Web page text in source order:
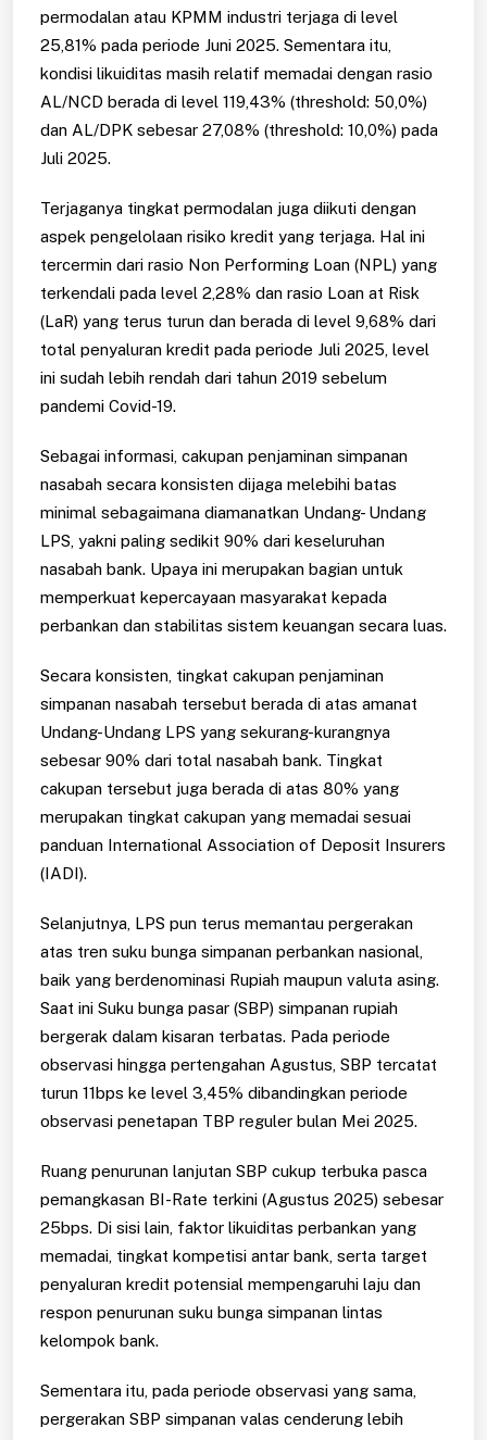
permodalan atau KPMM industri terjaga di level
25,81% pada periode Juni 2025. Sementara itu,
kondisi likuiditas masih relatif memadai dengan rasio
AL/NCD berada di level 119,43% (threshold: 50,0%)
dan AL/DPK sebesar 27,08% (threshold: 10,0%) pada
Juli 2025.
Terjaganya tingkat permodalan juga diikuti dengan
aspek pengelolaan risiko kredit yang terjaga. Hal ini
tercermin dari rasio Non Performing Loan (NPL) yang
terkendali pada level 2,28% dan rasio Loan at Risk
(LaR) yang terus turun dan berada di level 9,68% dari
total penyaluran kredit pada periode Juli 2025, level
ini sudah lebih rendah dari tahun 2019 sebelum
pandemi Covid-19.
Sebagai informasi, cakupan penjaminan simpanan
nasabah secara konsisten dijaga melebihi batas
minimal sebagaimana diamanatkan Undang- Undang
LPS, yakni paling sedikit 90% dari keseluruhan
nasabah bank. Upaya ini merupakan bagian untuk
memperkuat kepercayaan masyarakat kepada
perbankan dan stabilitas sistem keuangan secara luas.
Secara konsisten, tingkat cakupan penjaminan
simpanan nasabah tersebut berada di atas amanat
Undang-Undang LPS yang sekurang-kurangnya
sebesar 90% dari total nasabah bank. Tingkat
cakupan tersebut juga berada di atas 80% yang
merupakan tingkat cakupan yang memadai sesuai
panduan International Association of Deposit Insurers
(IADI).
Selanjutnya, LPS pun terus memantau pergerakan
atas tren suku bunga simpanan perbankan nasional,
baik yang berdenominasi Rupiah maupun valuta asing.
Saat ini Suku bunga pasar (SBP) simpanan rupiah
bergerak dalam kisaran terbatas. Pada periode
observasi hingga pertengahan Agustus, SBP tercatat
turun 11bps ke level 3,45% dibandingkan periode
observasi penetapan TBP reguler bulan Mei 2025.
Ruang penurunan lanjutan SBP cukup terbuka pasca
pemangkasan BI-Rate terkini (Agustus 2025) sebesar
25bps. Di sisi lain, faktor likuiditas perbankan yang
memadai, tingkat kompetisi antar bank, serta target
penyaluran kredit potensial mempengaruhi laju dan
respon penurunan suku bunga simpanan lintas
kelompok bank.
Sementara itu, pada periode observasi yang sama,
pergerakan SBP simpanan valas cenderung lebih